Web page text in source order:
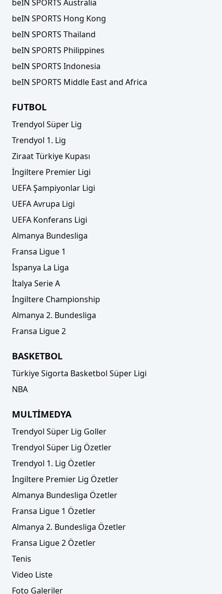
beIN SPORTS Australia
beIN SPORTS Hong Kong
beIN SPORTS Thailand
beIN SPORTS Philippines
beIN SPORTS Indonesia
beIN SPORTS Middle East and Africa
FUTBOL
Trendyol Süper Lig
Trendyol 1. Lig
Ziraat Türkiye Kupası
İngiltere Premier Ligi
UEFA Şampiyonlar Ligi
UEFA Avrupa Ligi
UEFA Konferans Ligi
Almanya Bundesliga
Fransa Ligue 1
İspanya La Liga
İtalya Serie A
İngiltere Championship
Almanya 2. Bundesliga
Fransa Ligue 2
BASKETBOL
Türkiye Sigorta Basketbol Süper Ligi
NBA
MULTİMEDYA
Trendyol Süper Lig Goller
Trendyol Süper Lig Özetler
Trendyol 1. Lig Özetler
İngiltere Premier Lig Özetler
Almanya Bundesliga Özetler
Fransa Ligue 1 Özetler
Almanya 2. Bundesliga Özetler
Fransa Ligue 2 Özetler
Tenis
Video Liste
Foto Galeriler